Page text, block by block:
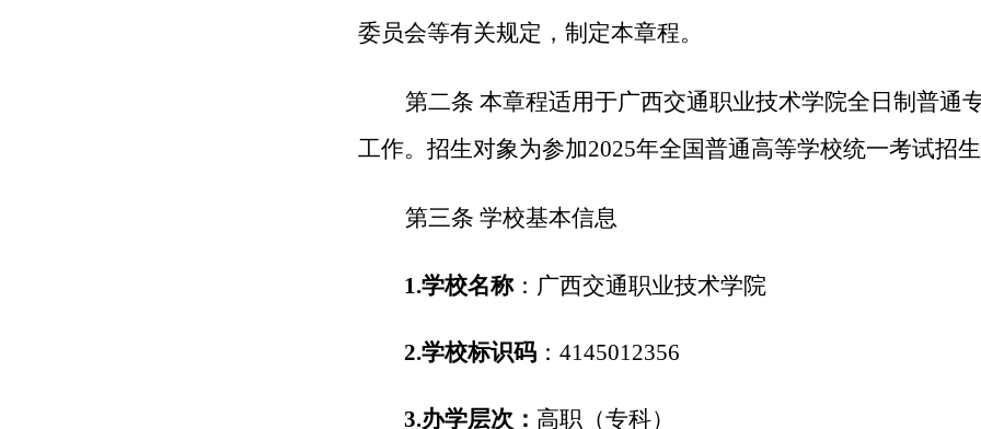
委员会等有关规定，制 定本章程。
第二条 本章程适用于广西交通职业技术学院全日制普通
工作。 招生对象为参加2025年全国普通高等学校统一考试招
第三条 学校基本信息
1.学校名称：广西交通职业技术学院
2.学校标识码 ： 4145012356
3.办学层次： 高职 （专科）